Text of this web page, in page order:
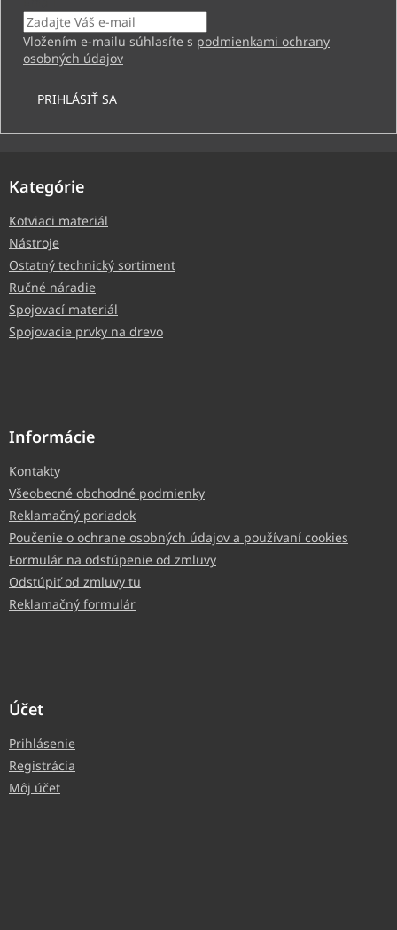
Vložením e-mailu súhlasíte s podmienkami ochrany
osobných údajov
PRIHLÁSIŤ SA
Kategórie
Kotviaci materiál
Nástroje
Ostatný technický sortiment
Ručné náradie
Spojovací materiál
Spojovacie prvky na drevo
Informácie
Kontakty
Všeobecné obchodné podmienky
Reklamačný poriadok
Poučenie o ochrane osobných údajov a používaní cookies
Formulár na odstúpenie od zmluvy
Odstúpiť od zmluvy tu
Reklamačný formulár
Účet
Prihlásenie
Registrácia
Môj účet